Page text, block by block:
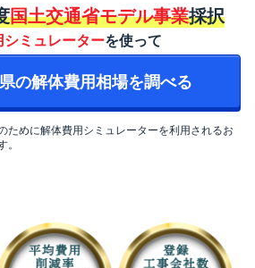
国土交通省モデル事業採択
ミュレーターを使って
県の解体費用相場を調べる
ために解体費用シミュレーターを利用されるお